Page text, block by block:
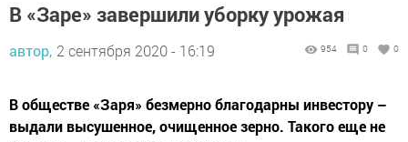
В «Заре» завершили уборку урожая
автор, 2 сентября 2020 - 16:19 954 0 0
В обществе «Заря» безмерно благодарны инвестору –
выдали высушенное, очищенное зерно. Такого еще не